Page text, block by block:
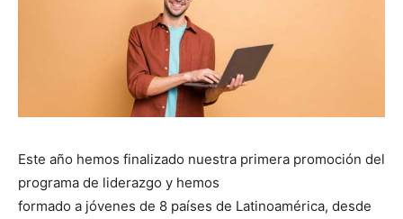
Este año hemos finalizado nuestra primera promoción del
programa de liderazgo y hemos
formado a jóvenes de 8 países de Latinoamérica, desde